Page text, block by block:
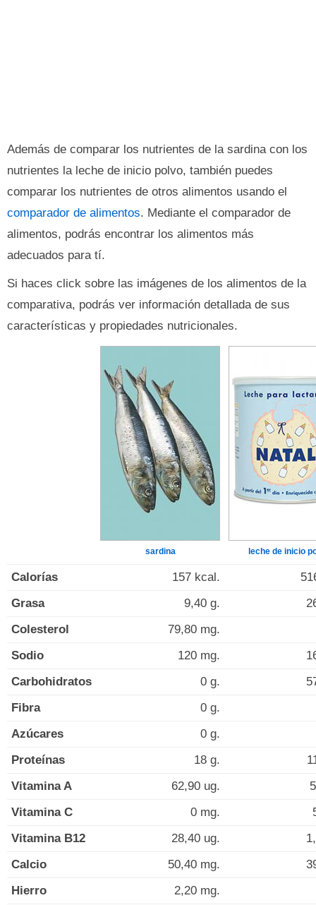
Además de comparar los nutrientes de la sardina con los
nutrientes la leche de inicio polvo, también puedes
comparar los nutrientes de otros alimentos usando el
comparador de alimentos. Mediante el comparador de
alimentos, podrás encontrar los alimentos más
adecuados para tí.
Si haces click sobre las imágenes de los alimentos de la
comparativa, podrás ver información detallada de sus
características y propiedades nutricionales.
sardina leche de inicio
Calorías 157 kcal.
Grasa
9,40 g.
Colesterol
79,80 mg.
Sodio
120 mg.
Carbohidratos
0 g.
Fibra
0 g.
Azúcares
0 g.
Proteínas
18 g.
Vitamina A
62,90 ug.
Vitamina C
0 mg.
Vitamina B12
28,40 ug.
Calcio
50,40 mg.
Hierro
2,20 mg.